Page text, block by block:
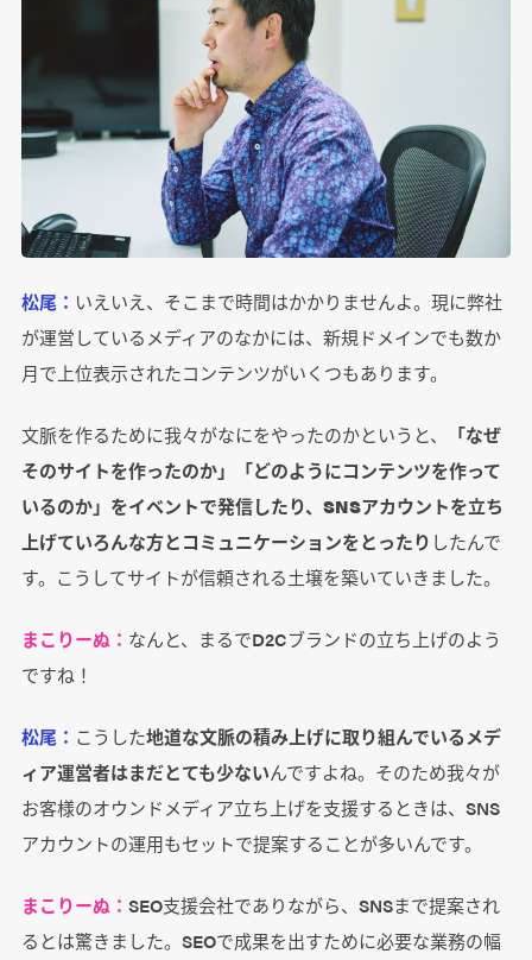
松尾： いえいえ、そこまで時間はかかりませんよ。現に弊社
が運営しているメディアのなかには、新規ドメインでも数か
月で上位表示されたコンテンツがいくつもあります。
文脈を作るために我々がなにをやったのかというと、
「なぜ
そのサイトを作ったのか」「どのようにコンテンツを作って
いるのか」をイベントで発信したり、SNSアカウントを立ち
上げていろんな方とコミュニケーションをとったり したんで
す。こうしてサイトが信頼される土壌を築いていきました。
まこりーぬ： なんと、まるでD2Cブランドの立ち上げのよう
ですね！
松尾： こうした地道な文脈の積み上げに取り組んでいるメデ
ィア運営者はまだとても少ないんですよね。そのため我々が
お客様のオウンドメディア立ち上げを支援するときは、SNS
アカウントの運用もセットで提案することが多いんです。
まこりーぬ： SEO支援会社でありながら、SNSまで提案され
るとは驚きました。SEOで成果を出すために必要な業務の幅